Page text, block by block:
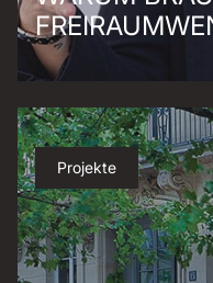
Projekte